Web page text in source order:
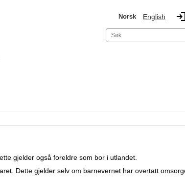
Norsk English
gjelder også foreldre som bor i utlandet.
Dette gjelder selv om barnevernet har overtatt